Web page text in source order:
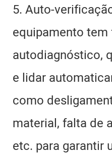
5. Auto-
equipamento tem
autodiagnóstico,
e lidar
como
material, falta de
etc. para garantir